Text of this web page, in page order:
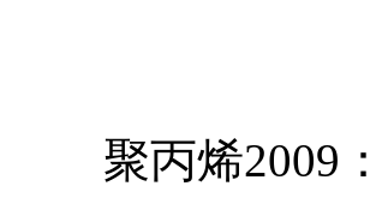
聚丙烯2009：